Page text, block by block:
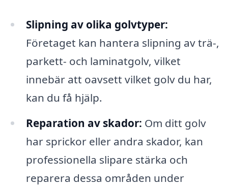
Slipning av olika golvtyper:
Företaget kan hantera slipning av trä-,
parkett- och laminatgolv, vilket
innebär att oavsett vilket golv du har,
kan du få hjälp.
Reparation av skador: Om ditt golv
har sprickor eller andra skador, kan
professionella slipare stärka och
reparera dessa områden under